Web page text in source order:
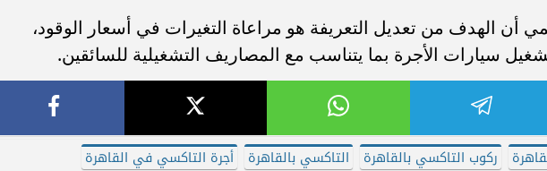
أن الهدف من تعديل التعريفة هو مراعاة التغيرات في أسعار الوقود،
سيارات الأجرة بما يتناسب مع المصاريف التشغيلية للسائقين.
ركوب التاكسي بالقاهرة التاكسي بالقاهرة
أجرة التاكسي في القاهرة